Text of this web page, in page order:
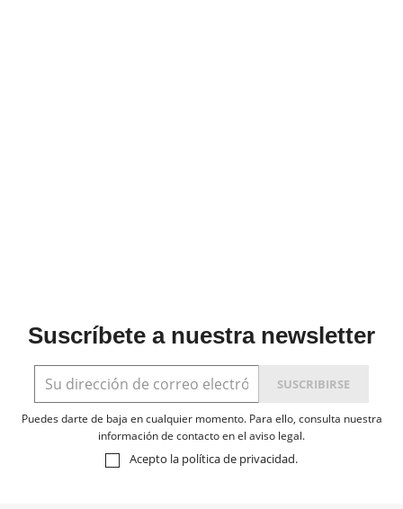
Suscríbete a nuestra newsletter
Puedes darte de baja en cualquier momento. Para ello, consulta nuestra
información de contacto en el aviso legal.
Acepto la política de privacidad.